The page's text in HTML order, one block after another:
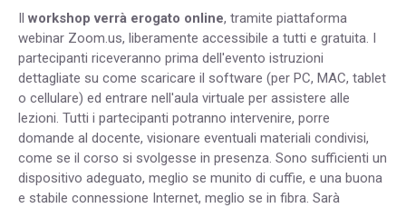
Il workshop verrà erogato online, tramite piattaforma
webinar Zoom.us, liberamente accessibile a tutti e gratuita. I
partecipanti riceveranno prima dell'evento istruzioni
dettagliate su come scaricare il software (per PC, MAC, tablet
o cellulare) ed entrare nell'aula virtuale per assistere alle
lezioni. Tutti i partecipanti potranno intervenire, porre
domande al docente, visionare eventuali materiali condivisi,
come se il corso si svolgesse in presenza. Sono sufficienti un
dispositivo adeguato, meglio se munito di cuffie, e una buona
e stabile connessione Internet, meglio se in fibra. Sarà